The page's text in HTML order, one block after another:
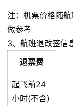
注：机票价格随
做参考
3、航班退改签信
退票费
起飞前24
小时(不含)